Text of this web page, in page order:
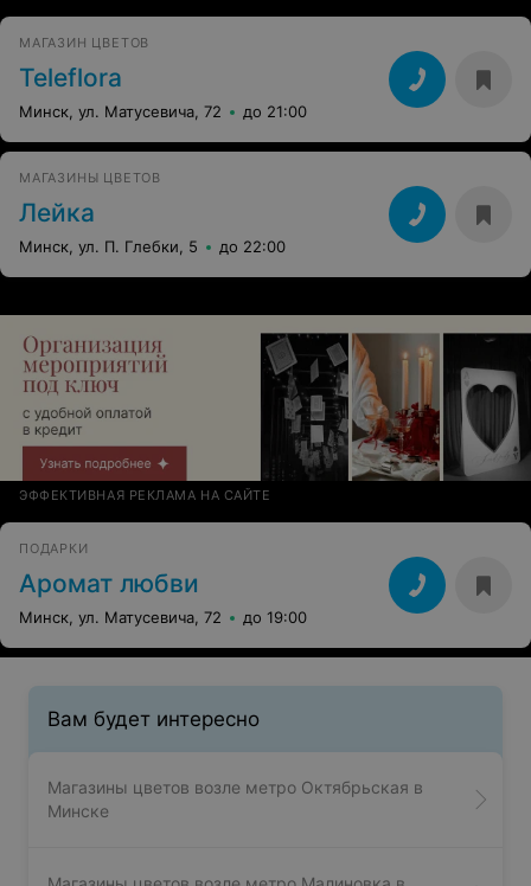
МАГАЗИН ЦВЕТОВ
Teleflora
Минск, ул. Матусевича, 72 до 21:00
МАГАЗИНЫ ЦВЕТОВ
Лейка
Минск, ул. П. Глебки, 5 до 22:00
ЭФФЕКТИВНАЯ РЕКЛАМА НА САЙТЕ
ПОДАРКИ
Аромат любви
Минск, ул. Матусевича, 72 до 19:00
Вам будет интересно
Магазины цветов возле метро Октябрьская в
Минске